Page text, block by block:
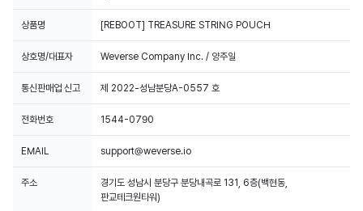
상품명 [REBOOT] TREASURE STRING POUCH
상호명/대표자 Weverse Company Inc. / 양주일
통신판매업 신고 제 2022-성남분당A-0557 호
전화번호 1544-0790
EMAIL support@weverse.io
주소
경기도 성남시 분당구 분당내곡로 131, 6층(백현동,
판교테크원타워)